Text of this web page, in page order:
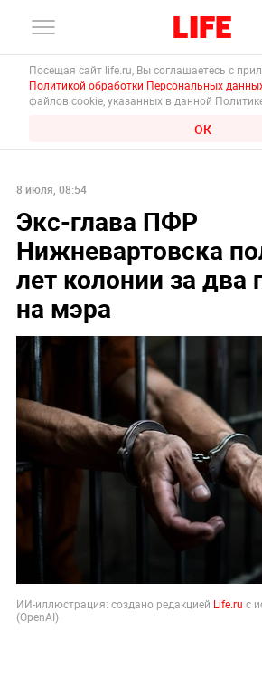
Посещая сайт life.ru, Вы соглашаетесь с
Политикой обработки Персональных
файлов cookie, указанных в данной
ОК
8 июля, 08:54
Экс-глава ПФР
Нижневартовска
лет колонии за два
на мэра
ИИ-иллюстрация: создано редакцией Life.ru с
(OpenAI)